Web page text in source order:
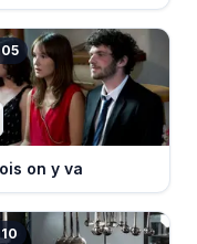
on y va